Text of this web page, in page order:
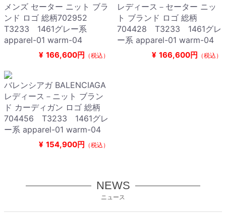
メンズ セーター ニット ブラ
ンド ロゴ 総柄702952
T3233 1461グレー系
apparel-01 warm-04
¥ 166,600円 （税込）
レディース－セーター ニッ
ト ブランド ロゴ 総柄
704428 T3233 1461グレ
ー系 apparel-01 warm-04
¥ 166,600円 （税込）
バレンシアガ BALENCIAGA
レディース－ニット ブラン
ド カーディガン ロゴ 総柄
704456 T3233 1461グレ
ー系 apparel-01 warm-04
¥ 154,900円 （税込）
NEWS
ニュース